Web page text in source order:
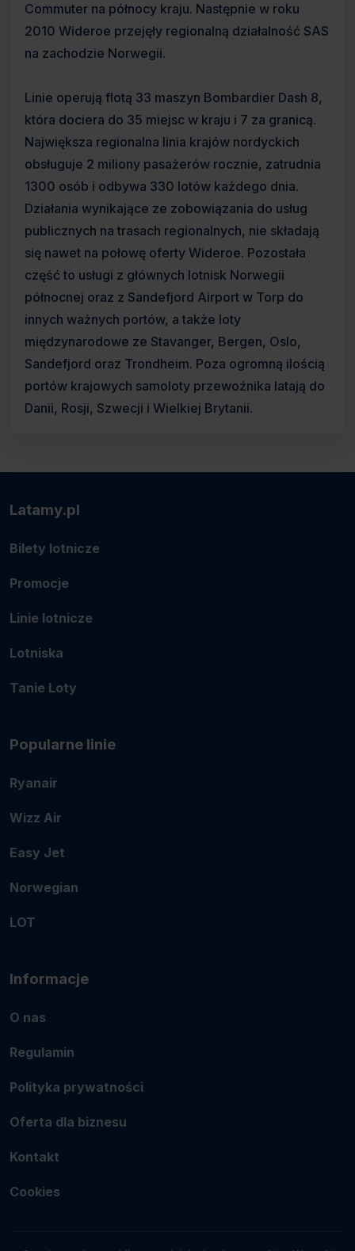
Commuter na północy kraju. Następnie w roku
2010 Wideroe przejęły regionalną działalność SAS
na zachodzie Norwegii.
Linie operują flotą 33 maszyn Bombardier Dash 8,
która dociera do 35 miejsc w kraju i 7 za granicą.
Największa regionalna linia krajów nordyckich
obsługuje 2 miliony pasażerów rocznie, zatrudnia
1300 osób i odbywa 330 lotów każdego dnia.
Działania wynikające ze zobowiązania do usług
publicznych na trasach regionalnych, nie składają
się nawet na połowę oferty Wideroe. Pozostała
część to usługi z głównych lotnisk Norwegii
północnej oraz z Sandefjord Airport w Torp do
innych ważnych portów, a także loty
międzynarodowe ze Stavanger, Bergen, Oslo,
Sandefjord oraz Trondheim. Poza ogromną ilością
portów krajowych samoloty przewoźnika latają do
Danii, Rosji, Szwecji i Wielkiej Brytanii.
Latamy.pl
Bilety lotnicze
Promocje
Linie lotnicze
Lotniska
Tanie Loty
Popularne linie
Ryanair
Wizz Air
Easy Jet
Norwegian
LOT
Informacje
O nas
Regulamin
Polityka prywatności
Oferta dla biznesu
Kontakt
Cookies